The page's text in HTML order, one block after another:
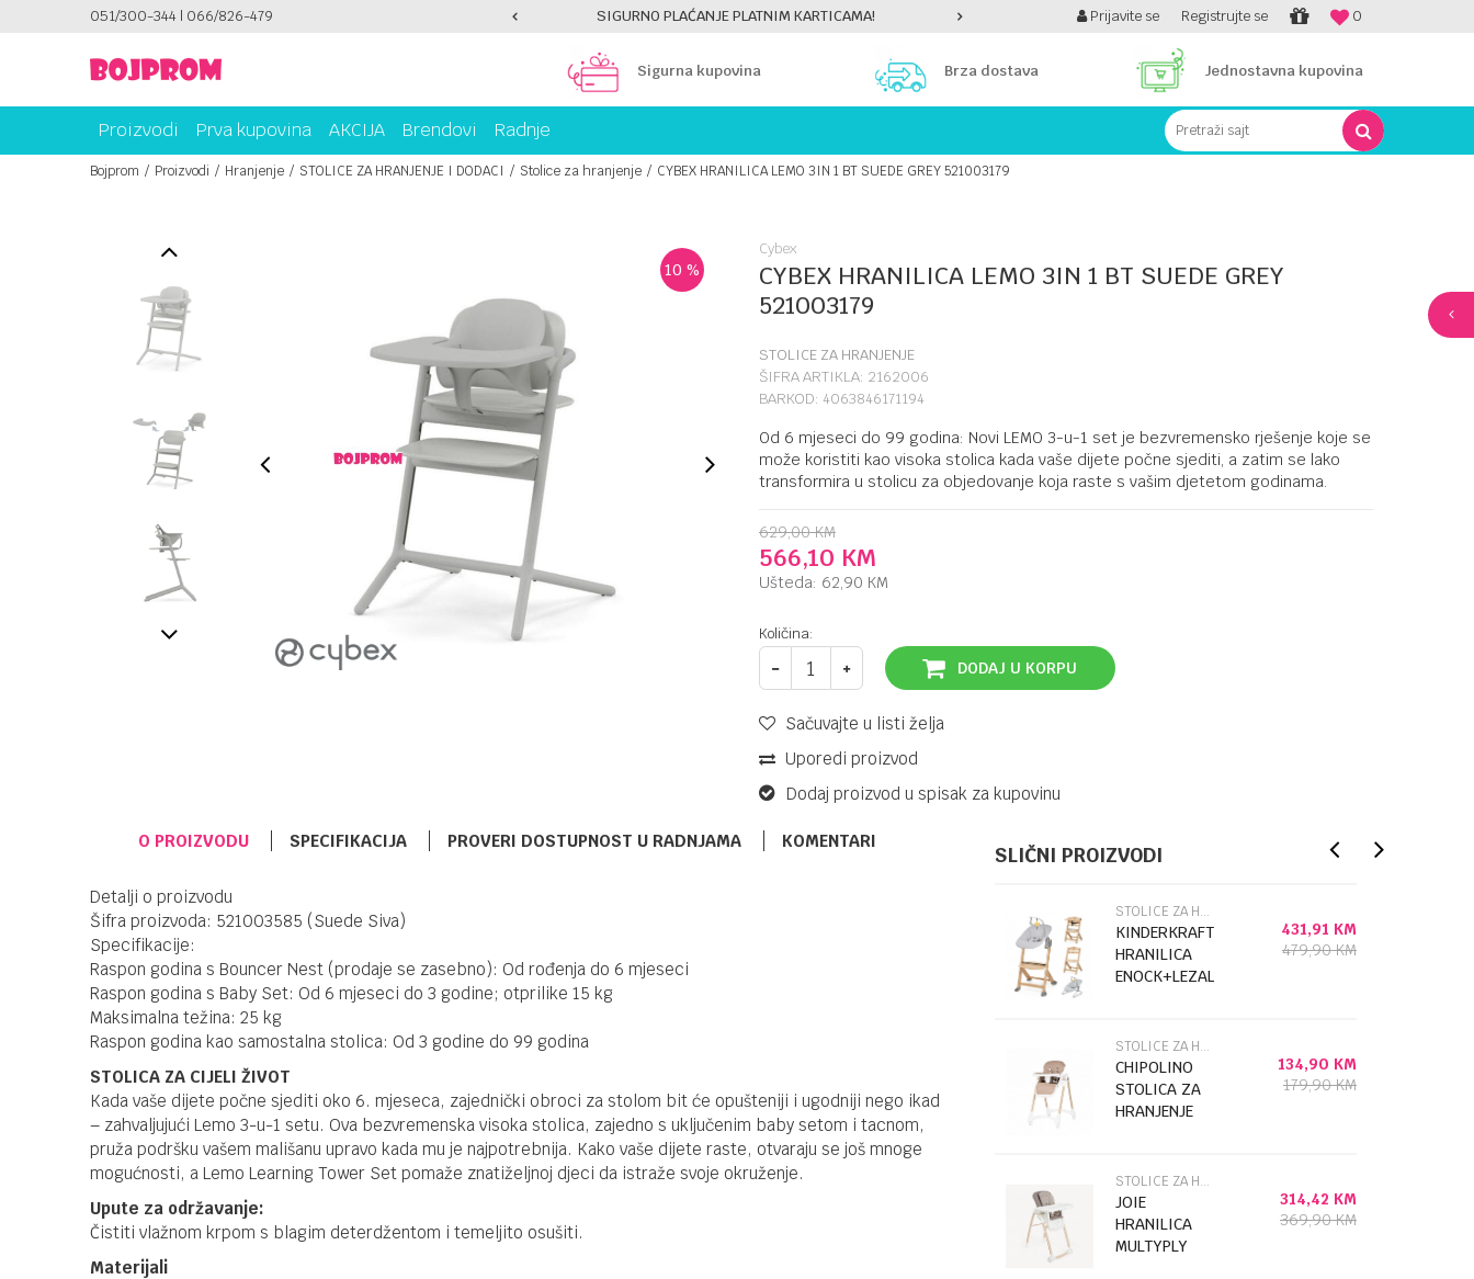
051/300-344 | 066/826-479
PLATI UNICREDIT KARTICOM NA RATE! SIGURNO PLAĆANJE PLATNIM KARTICAMA! PLATI UNICREDIT KARTICOM NA RATE! 0
Prijavite se Registrujte se
Sigurna kupovina Brza dostava Jednostavna kupovina
Proizvodi Prva kupovina AKCIJA Brendovi Radnje Pretraži sajt
Bojprom Proizvodi Hranjenje STOLICE ZA HRANJENJE I DODACI Stolice za hranjenje CYBEX HRANILICA LEMO 3IN 1 BT SUEDE GREY 521003179
10 %
Cybex
CYBEX HRANILICA LEMO 3IN 1 BT SUEDE GREY
521003179
STOLICE ZA HRANJENJE
ŠIFRA ARTIKLA: 2162006
BARKOD: 4063846171194
Od 6 mjeseci do 99 godina: Novi LEMO 3-u-1 set je bezvremensko rješenje koje se
može koristiti kao visoka stolica kada vaše dijete počne sjediti, a zatim se lako
transformira u stolicu za objedovanje koja raste s vašim djetetom godinama.
629,00 KM
566,10 KM
Ušteda: 62,90 KM
Količina:
DODAJ U KORPU
Sačuvajte u listi želja
Uporedi proizvod
Dodaj proizvod u spisak za kupovinu
O PROIZVODU SPECIFIKACIJA PROVERI DOSTUPNOST U RADNJAMA KOMENTARI
Detalji o proizvodu
Šifra proizvoda: 521003585 (Suede Siva)
Specifikacije:
Raspon godina s Bouncer Nest (prodaje se zasebno): Od rođenja do 6 mjeseci
Raspon godina s Baby Set: Od 6 mjeseci do 3 godine; otprilike 15 kg
Maksimalna težina: 25 kg
Raspon godina kao samostalna stolica: Od 3 godine do 99 godina
STOLICA ZA CIJELI ŽIVOT
Kada vaše dijete počne sjediti oko 6. mjeseca, zajednički obroci za stolom bit će opušteniji i ugodniji nego ikad
– zahvaljujući Lemo 3-u-1 setu. Ova bezvremenska visoka stolica, zajedno s uključenim baby setom i tacnom,
pruža podršku vašem mališanu upravo kada mu je najpotrebnija. Kako vaše dijete raste, otvaraju se još mnoge
mogućnosti, a Lemo Learning Tower Set pomaže znatiželjnoj djeci da istraže svoje okruženje.
Upute za održavanje:
Čistiti vlažnom krpom s blagim deterdžentom i temeljito osušiti.
Materijali
SLIČNI PROIZVODI
STOLICA ZA
HRANJENJE
TRIPP TRAPP
TERRACOTTA
100140
STOLICE ZA HRANJENJE
KINDERKRAFT
HRANILICA
ENOCK+LEZALJKA
431,91 KM
479,90KM
STOLICE ZA HRANJENJE
CHIPOLINO
STOLICA ZA
HRANJENJE
STHCS02602LA
134,90 KM
179,90KM
STOLICE ZA HRANJENJE
JOIE
HRANILICA
MULTYPLY
314,42 KM
369,90KM